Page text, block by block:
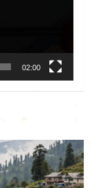
02:00